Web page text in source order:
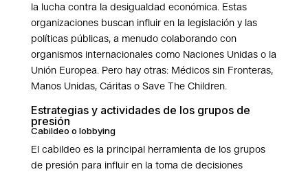
la lucha contra la desigualdad económica. Estas
organizaciones buscan influir en la legislación y las
políticas públicas, a menudo colaborando con
organismos internacionales como Naciones Unidas o la
Unión Europea. Pero hay otras: Médicos sin Fronteras,
Manos Unidas, Cáritas o Save The Children.
Estrategias y actividades de los grupos de
presión
Cabildeo o lobbying
El cabildeo es la principal herramienta de los grupos
de presión para influir en la toma de decisiones